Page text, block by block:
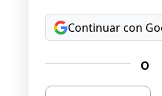
Continuar con
O